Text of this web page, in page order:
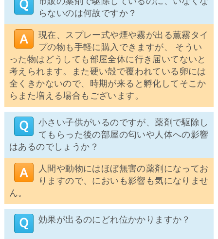
らないのは何故ですか？
現在、スプレー式や煙や霧が出る薫霧タイ
プの物も手軽に購入できますが、 そうい
った物はどうしても部屋全体に行き届いてないと
考えられます。また硬い殻で覆われている卵には
全くきかないので、時期が来ると孵化してそこか
らまた増える場合もございます。
小さい子供がいるのですが、薬剤で駆除し
てもらった後の部屋の匂いや人体への影響
はあるのでしょうか？
人間や動物にはほぼ無害の薬剤になってお
りますので、においも影響も気になりませ
ん。
効果が出るのにどれ位かかりますか？